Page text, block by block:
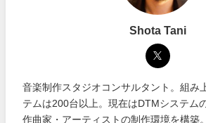
Shota Tani
音楽制作スタジオコンサルタント。組み
テムは200台以上。現在はDTMシステム
作曲家・アーティストの制作環境を構築